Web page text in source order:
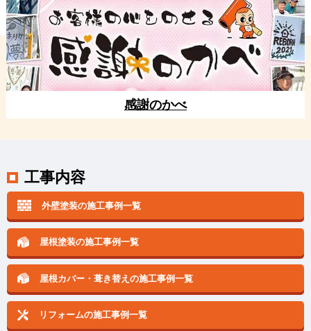
感謝のかべ
工事内容
外壁塗装の施工事例一覧
屋根塗装の施工事例一覧
屋根カバー・葺き替えの施工事例一覧
リフォームの施工事例一覧